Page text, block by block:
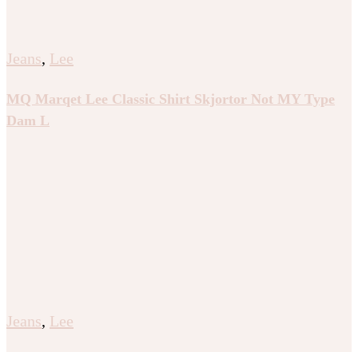
Jeans, Lee
MQ Marqet Lee Classic Shirt Skjortor Not MY Type
Dam L
Jeans, Lee